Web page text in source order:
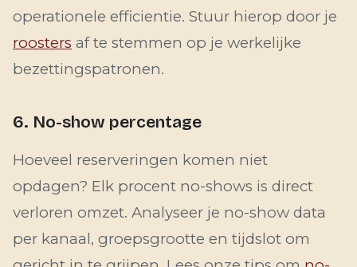
operationele efficientie. Stuur hierop door je
roosters af te stemmen op je werkelijke
bezettingspatronen.
6. No-show percentage
Hoeveel reserveringen komen niet
opdagen? Elk procent no-shows is direct
verloren omzet. Analyseer je no-show data
per kanaal, groepsgrootte en tijdslot om